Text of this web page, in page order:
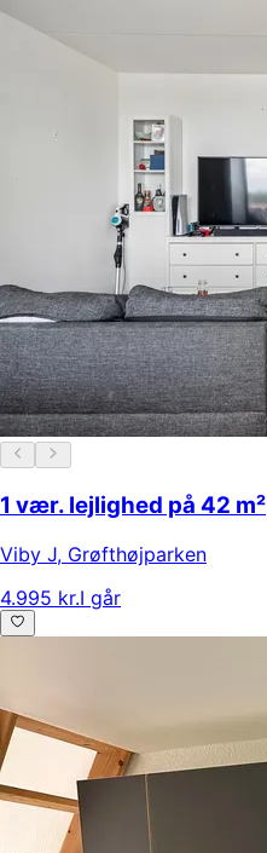
1 vær. lejlighed på 42 m²
Viby J, Grøfthøjparken
4.995 kr.I går